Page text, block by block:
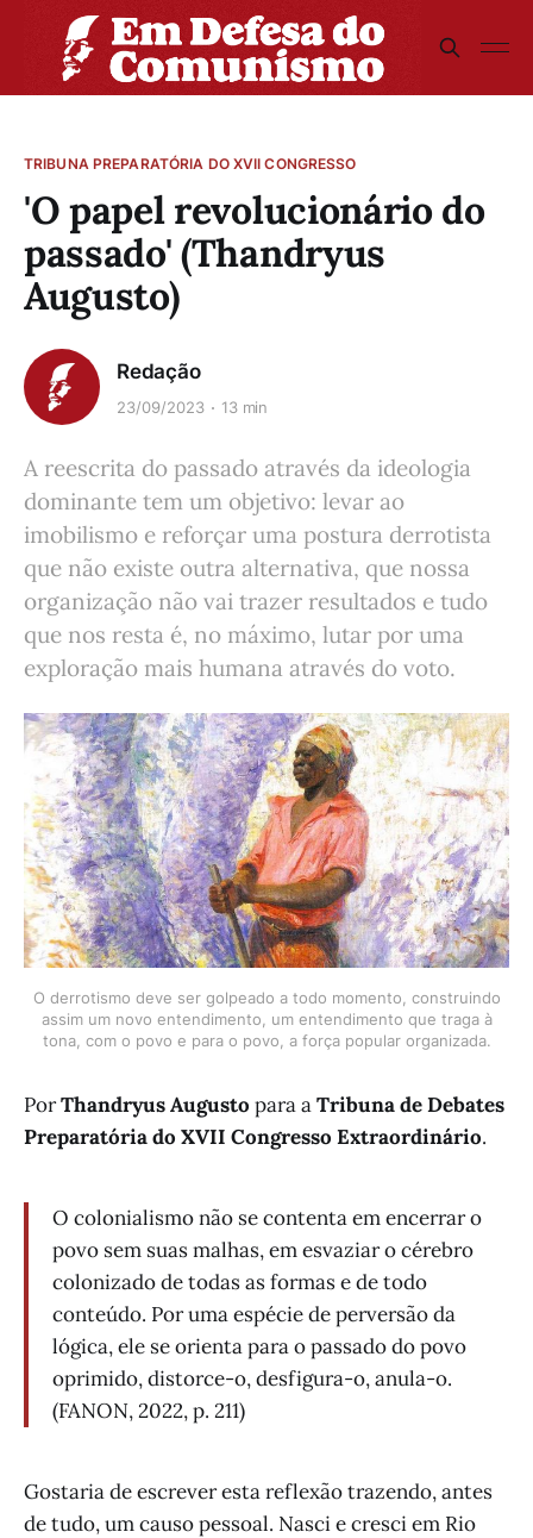
TRIBUNA PREPARATÓRIA DO XVII CONGRESSO
'O papel revolucionário do
passado' (Thandryus
Augusto)
Redação
23/09/2023 13 min
A reescrita do passado através da ideologia
dominante tem um objetivo: levar ao
imobilismo e reforçar uma postura derrotista
que não existe outra alternativa, que nossa
organização não vai trazer resultados e tudo
que nos resta é, no máximo, lutar por uma
exploração mais humana através do voto.
O derrotismo deve ser golpeado a todo momento, construindo
assim um novo entendimento, um entendimento que traga à
tona, com o povo e para o povo, a força popular organizada.
PorThandryus Augusto para aTribuna de Debates
Preparatória do XVII Congresso Extraordinário.
O colonialismo não se contenta em encerrar o
povo sem suas malhas, em esvaziar o cérebro
colonizado de todas as formas e de todo
conteúdo. Por uma espécie de perversão da
lógica, ele se orienta para o passado do povo
oprimido, distorce-o, desfigura-o, anula-o.
(FANON, 2022, p. 211)
Gostaria de escrever esta reflexão trazendo, antes
de tudo, um causo pessoal. Nasci e cresci em Rio